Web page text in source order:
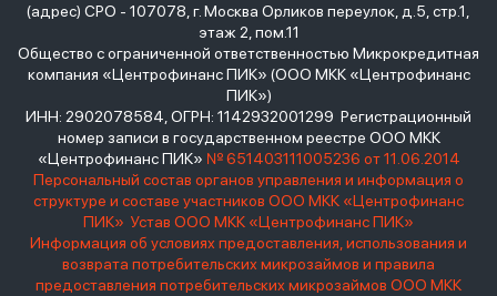
(адрес) СРО - 107078, г. Москва Орликов переулок, д.5, стр.1,
этаж 2, пом.11
Общество с ограниченной ответственностью Микрокредитная
компания «Центрофинанс ПИК» (ООО МКК «Центрофинанс
ПИК»)
ИНН: 2902078584, ОГРН: 1142932001299 Регистрационный
номер записи в государственном реестре ООО МКК
«Центрофинанс ПИК» № 651403111005236 от 11.06.2014
Персональный состав органов управления и информация о
структуре и составе участников ООО МКК «Центрофинанс
ПИК» Устав ООО МКК «Центрофинанс ПИК»
Информация об условиях предоставления, использования и
возврата потребительских микрозаймов и правила
предоставления потребительских микрозаймов ООО МКК